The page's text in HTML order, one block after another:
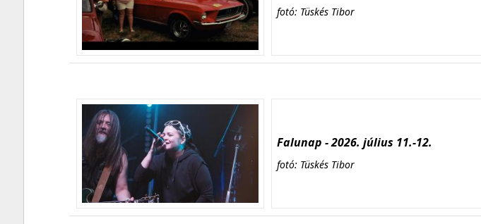
fotó: Tüskés Tibor
Falunap - 2026. július 11.-12.
fotó: Tüskés Tibor